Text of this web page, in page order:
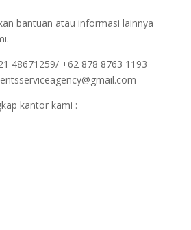
bantuan atau informasi lainnya
48671259/ +62 878 8763 1193
kantor kami :